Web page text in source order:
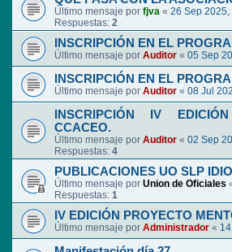
Último mensaje por fjva « 26 Sep 2025,
Respuestas: 2
INSCRIPCIÓN EN EL
Último mensaje por Auditor « 05 Sep
INSCRIPCIÓN EN EL
Último mensaje por Auditor « 08 Jul
INSCRIPCIÓN IV
CCACEO.
Último mensaje por Auditor « 02 Sep
Respuestas: 4
PUBLICACIONES UO SLP
Último mensaje por Union de Oficiales
Respuestas: 1
IV EDICIÓN PROYECTO
Último mensaje por Administrador «